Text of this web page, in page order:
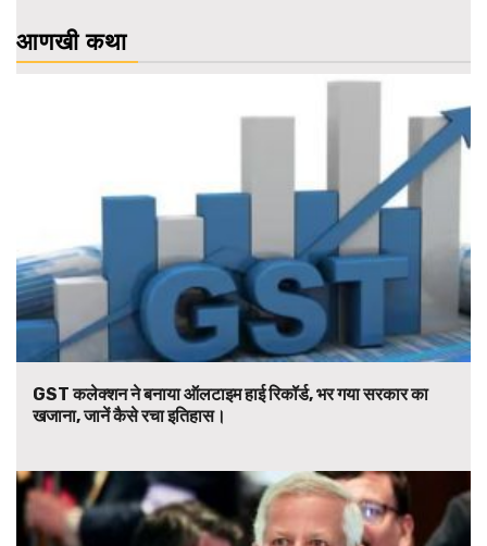
आणखी कथा
GST कलेक्शन ने बनाया ऑलटाइम हाई रिकॉर्ड, भर गया सरकार का
खजाना, जानें कैसे रचा इतिहास।